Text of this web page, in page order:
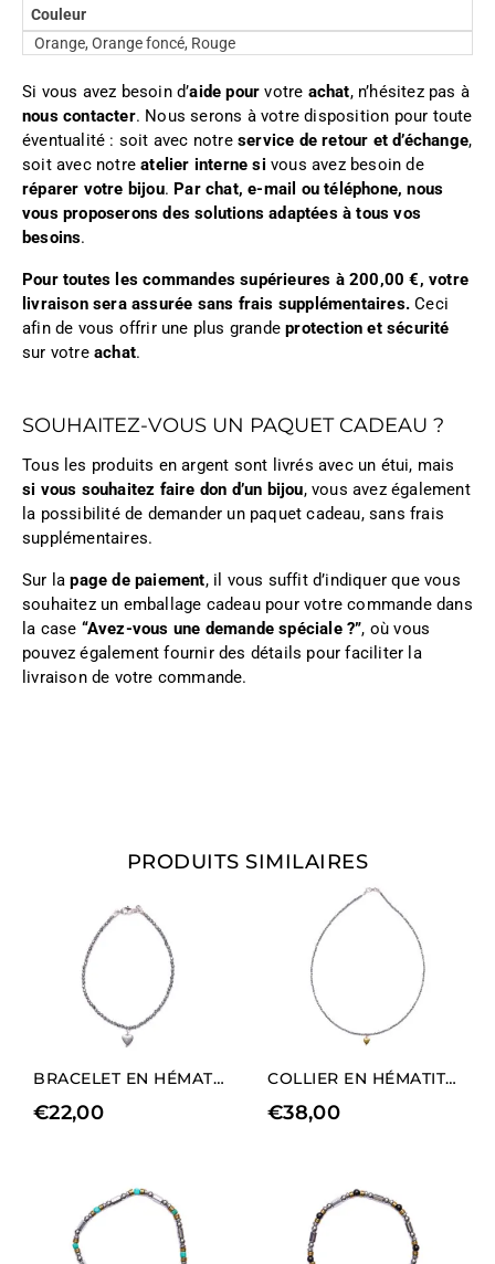
Couleur
Orange, Orange foncé, Rouge
Si vous avez besoin d’aide pour votre achat, n’hésitez pas à
nous contacter. Nous serons à votre disposition pour toute
éventualité : soit avec notre service de retour et d’échange,
soit avec notreatelier interne si vous avez besoin de
réparer votre bijou. Par chat, e-mail ou téléphone, nous
vous proposerons des solutions adaptées à tous vos
besoins.
Pour toutes les commandes supérieures à 200,00 €, votre
livraison sera assurée sans frais supplémentaires. Ceci
afin de vous offrir une plus grandeprotection et sécurité
sur votre achat.
SOUHAITEZ-VOUS UN PAQUET CADEAU ?
Tous les produits en argent sont livrés avec un étui, mais
si vous souhaitez faire don d’un bijou, vous avez également
la possibilité de demander un paquet cadeau, sans frais
supplémentaires.
Sur lapage de paiement, il vous suffit d’indiquer que vous
souhaitez un emballage cadeau pour votre commande dans
la case “Avez-vous une demande spéciale ?”, où vous
pouvez également fournir des détails pour faciliter la
livraison de votre commande.
PRODUITS SIMILAIRES
BRACELET EN HÉMATITE RHODIÉE AVEC CHARM EN FORME DE CŒUR
€22,00
COLLIER EN HÉMATITE RHODIÉE AVEC CHARM EN FORME DE CŒUR DORÉ (LONGUEUR LONGUE).
€38,00